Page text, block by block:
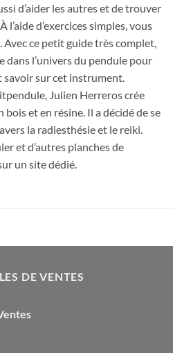
d’aider les autres et de trouver
d’exercices simples, vous
ce petit guide très complet,
dans l’univers du pendule pour
sur cet instrument.
Julien Herreros crée
bois et en résine. Il a décidé de se
la radiesthésie et le reiki.
et d’autres planches de
un site dédié.
DE VENTES